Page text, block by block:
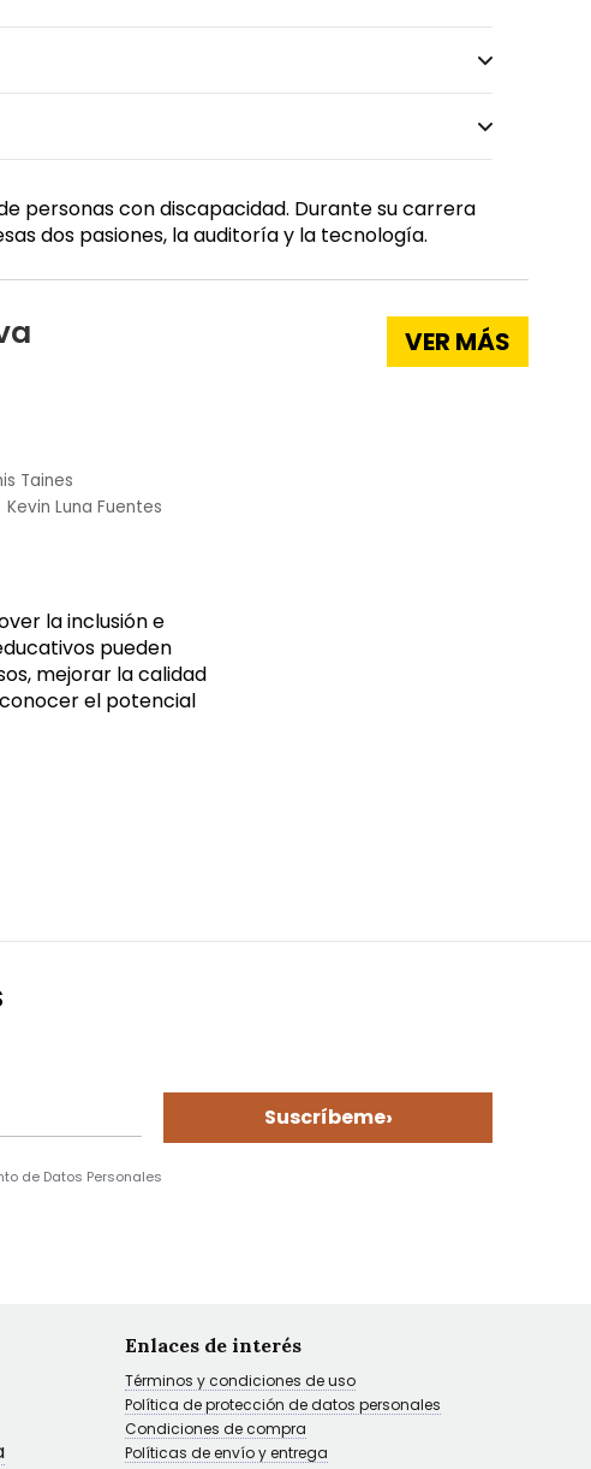
personas con discapacidad. Durante su carrera
dos pasiones, la auditoría y la tecnología.
Taines
Kevin Luna Fuentes
la inclusión e
pueden
mejorar la calidad
el potencial
VER MÁS
Suscríbeme›
de Datos Personales
Enlaces de interés
Términos y condiciones de uso
Política de protección de datos personales
Condiciones de compra
Políticas de envío y entrega